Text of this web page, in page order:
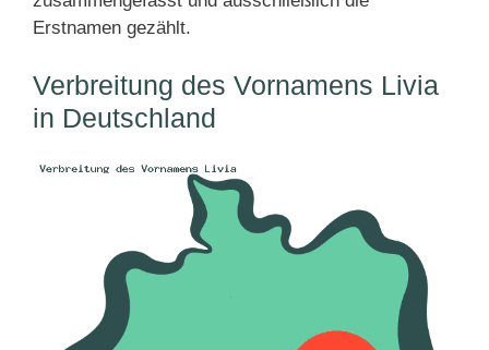
Erstnamen gezählt.
Verbreitung des Vornamens Livia
in Deutschland